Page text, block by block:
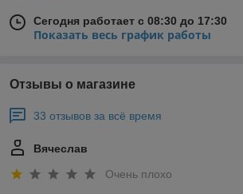
Сегодня работает с 08:30 до 17:30
Показать весь график работы
Отзывы о магазине
33 отзывов за всё время
Вячеслав
Очень плохо